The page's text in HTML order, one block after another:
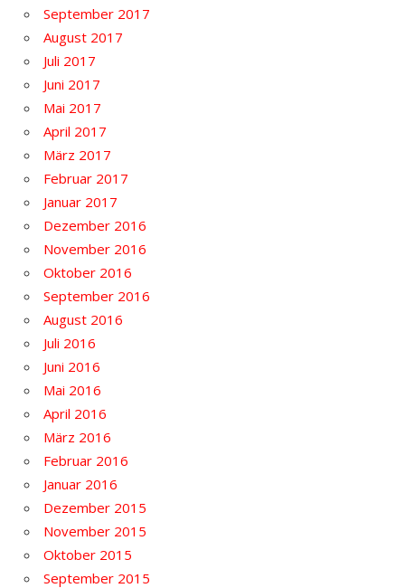
September 2017
August 2017
Juli 2017
Juni 2017
Mai 2017
April 2017
März 2017
Februar 2017
Januar 2017
Dezember 2016
November 2016
Oktober 2016
September 2016
August 2016
Juli 2016
Juni 2016
Mai 2016
April 2016
März 2016
Februar 2016
Januar 2016
Dezember 2015
November 2015
Oktober 2015
September 2015